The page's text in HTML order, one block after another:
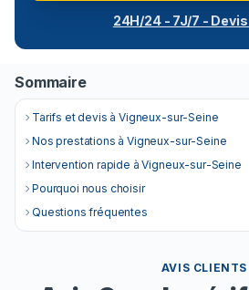
24H/24 - 7J/7 -
Sommaire
Tarifs et devis à Vigneux-sur-Seine
Nos prestations à Vigneux-sur-Seine
Intervention rapide à Vigneux-sur-Seine
Pourquoi nous choisir
Questions fréquentes
AVIS CLIENTS